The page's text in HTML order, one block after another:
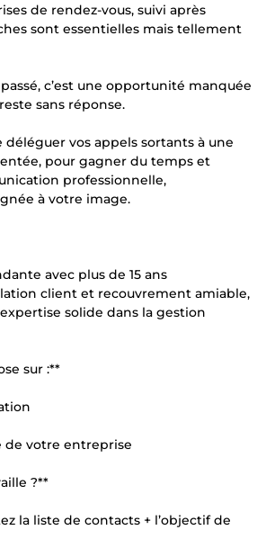
de rendez-vous, suivi après
sont essentielles mais tellement
c’est une opportunité manquée
sans réponse.
déléguer vos appels sortants à une
pour gagner du temps et
professionnelle,
à votre image.
avec plus de 15 ans
client et recouvrement amiable,
solide dans la gestion
sur :**
de votre entreprise
?**
la liste de contacts + l’objectif de